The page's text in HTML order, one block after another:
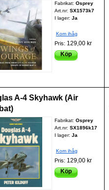
Fabrikat:Osprey
Art.nr:SX1573k7
I lager: Ja
Kom ihåg
Pris: 129,00 kr
Köp
A-4 Skyhawk (Air
Fabrikat:Osprey
Art.nr:SX1896k17
I lager: Ja
Kom ihåg
Pris: 129,00 kr
Köp